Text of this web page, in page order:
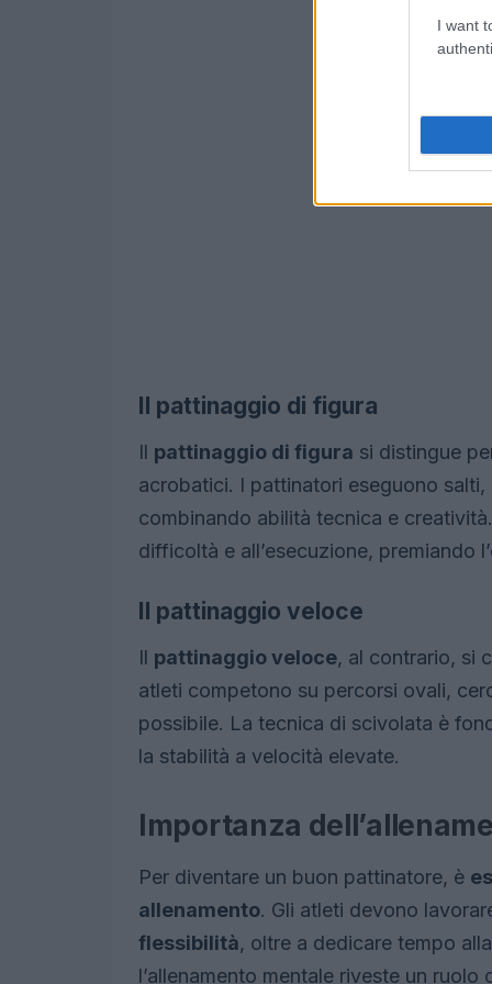
I want
Il pattinaggio di figura
Il pattinaggio di figura si distingue
acrobatici. I pattinatori eseguono
combinando abilità tecnica e
difficoltà e all’esecuzione, premiando
Il pattinaggio veloce
Il pattinaggio veloce, al contrario, si
atleti competono su percorsi ovali,
possibile. La tecnica di scivolata è
la stabilità a velocità elevate.
Importanza
Per diventare un buon pattinatore, è
allenamento. Gli atleti devono
flessibilità, oltre a dedicare tempo
l’allenamento mentale riveste un ruolo